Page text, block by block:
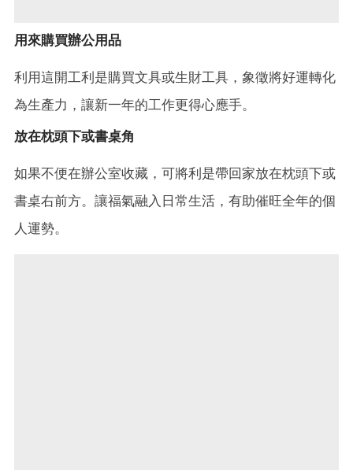
用來購買辦公用品
利用這開工利是購買文具或生財工具，象徵將好運轉化
為生產力，讓新一年的工作更得心應手。
放在枕頭下或書桌角
如果不便在辦公室收藏，可將利是帶回家放在枕頭下或
書桌右前方。讓福氣融入日常生活，有助催旺全年的個
人運勢。